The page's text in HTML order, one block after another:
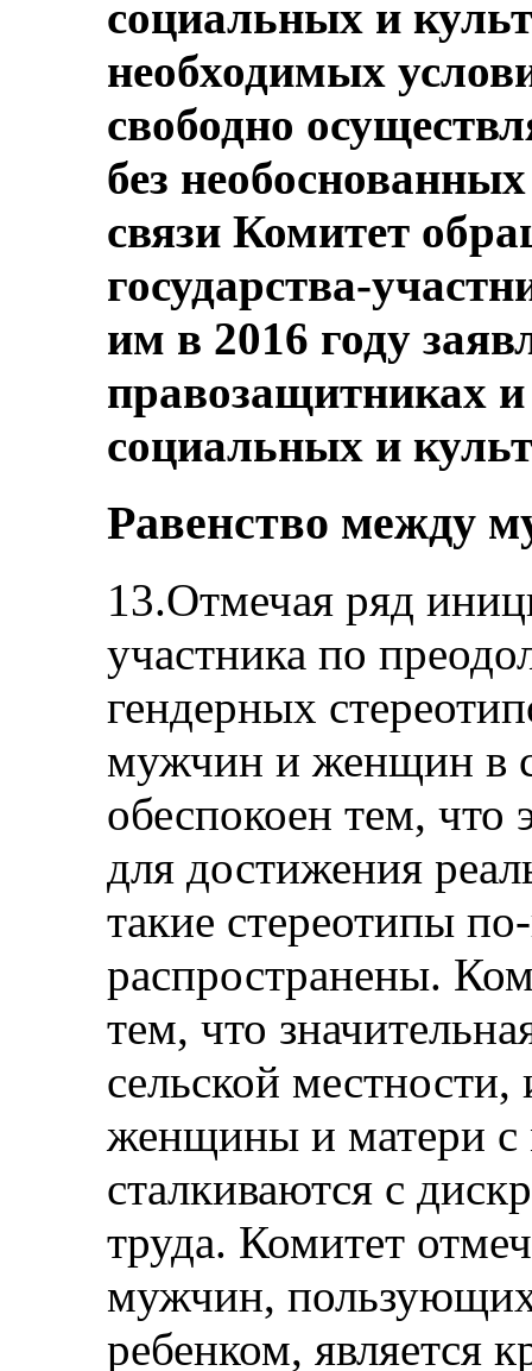
социальных и
необходимых
свободно
без
связи Комитет
государства-
им в 2016 году
правозащитниках
социальных и
Равенство между
13.Отмечая ряд
участника по
гендерных
мужчин и женщин в
обеспокоен тем, что
для достижения
такие стереотипы
распространены.
тем, что
сельской
женщины и матери с
сталкиваются с
труда. Комитет
мужчин,
ребенком, является